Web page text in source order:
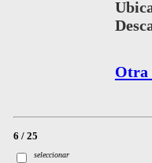
Otra
6 / 25
seleccionar